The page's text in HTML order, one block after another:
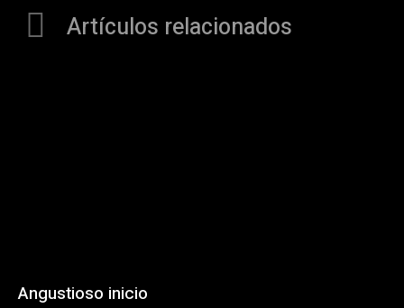
Artículos relacionados
Angustioso inicio